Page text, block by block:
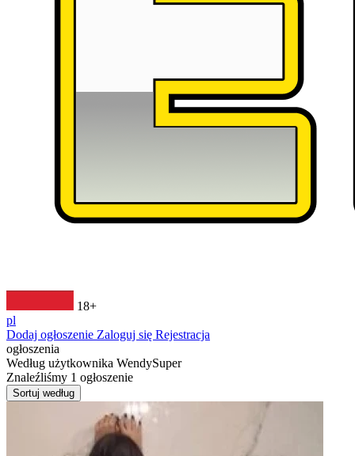
18+
pl
Dodaj ogłoszenie Zaloguj się Rejestracja
ogłoszenia
Według użytkownika WendySuper
Znaleźliśmy 1 ogłoszenie
Sortuj według